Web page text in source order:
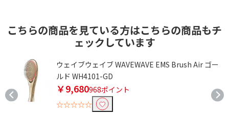
こちらの商品を見ている方はこちらの商品もチ
ェックしています
ウェイブウェイブ WAVEWAVE EMS Brush Air ゴー
ルド WH4101-GD
￥9,680968ポイント
☆☆☆☆☆